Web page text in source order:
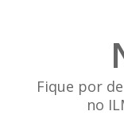
Fique por
no